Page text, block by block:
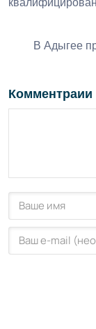
В Адыгее
Комментраии